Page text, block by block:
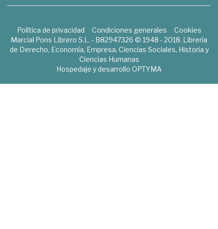
Política de privacidad Condiciones generales
Cookies
Marcial Pons Librero S.L. - B82947326 © 1948 - 2018. Librería
de Derecho, Economía, Empresa, Ciencias Sociales, Historia y
Ciencias Humanas
Hospedaje y desarrollo OPTYMA